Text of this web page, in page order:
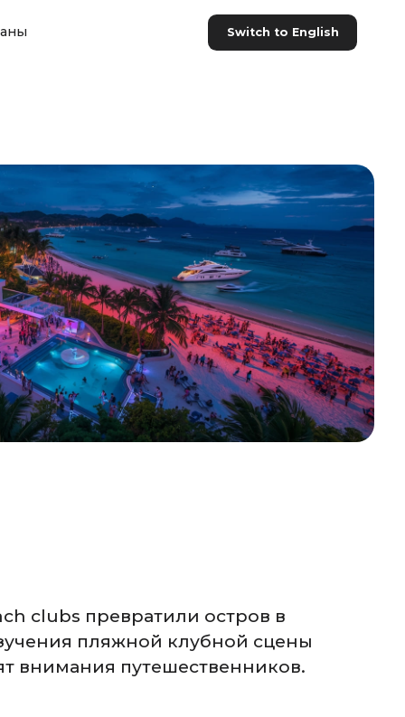
Switch to English
clubs превратили остров в
пляжной клубной сцены
внимания путешественников.